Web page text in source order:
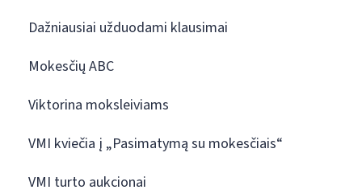
Dažniausiai užduodami klausimai
Mokesčių ABC
Viktorina moksleiviams
VMI kviečia į „Pasimatymą su mokesčiais“
VMI turto aukcionai